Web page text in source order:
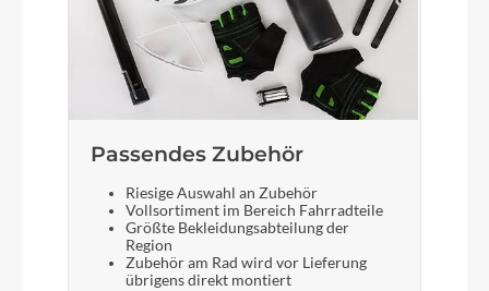
Passendes Zubehör
Riesige Auswahl an Zubehör
Vollsortiment im Bereich Fahrradteile
Größte Bekleidungsabteilung der
Region
Zubehör am Rad wird vor Lieferung
übrigens direkt montiert